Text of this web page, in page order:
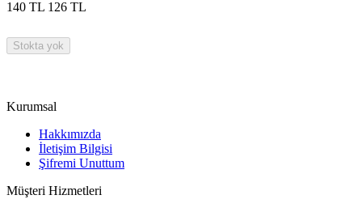
140 TL 126 TL
Stokta yok
Kurumsal
Hakkımızda
İletişim Bilgisi
Şifremi Unuttum
Müşteri Hizmetleri